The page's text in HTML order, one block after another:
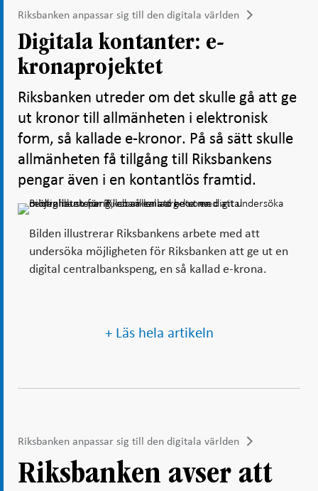
Riksbanken anpassar sig till den digitala världen
Digitala kontanter: e-
kronaprojektet
Riksbanken utreder om det skulle gå att ge
ut kronor till allmänheten i elektronisk
form, så kallade e-kronor. På så sätt skulle
allmänheten få tillgång till Riksbankens
pengar även i en kontantlös framtid.
Bilden illustrerar Riksbankens arbete med att
undersöka möjligheten för Riksbanken att ge ut en
digital centralbankspeng, en så kallad e-krona.
+ Läs hela artikeln
Riksbanken anpassar sig till den digitala världen
Riksbanken avser att